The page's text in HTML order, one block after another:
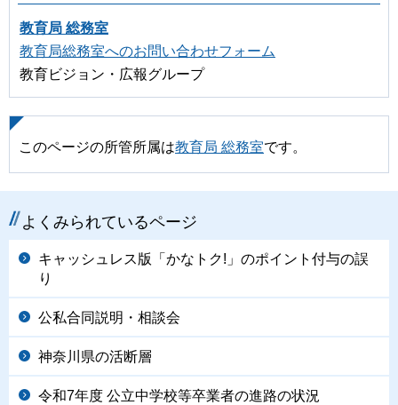
教育局 総務室
教育局総務室へのお問い合わせフォーム
教育ビジョン・広報グループ
このページの所管所属は教育局 総務室です。
よくみられているページ
キャッシュレス版「かなトク!」のポイント付与の誤
り
公私合同説明・相談会
神奈川県の活断層
令和7年度 公立中学校等卒業者の進路の状況